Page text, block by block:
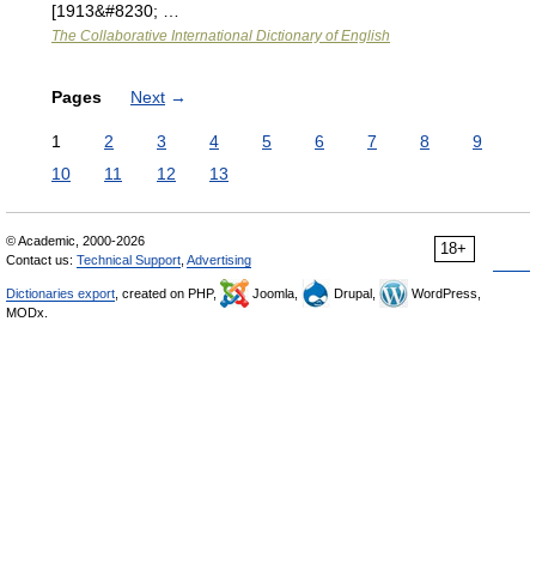
[1913&#8230; …
The Collaborative International Dictionary of English
Pages Next →
1 2 3 4 5 6 7 8
9
10
11 12 13
18+
© Academic, 2000-2026
Contact us: Technical Support Advertising
Dictionaries export , created on PHP, Joomla, Drupal,
WordPress,
MODx.